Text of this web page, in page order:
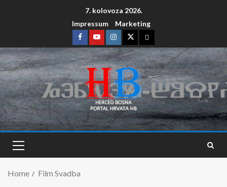
7. kolovoza 2026.
Impressum
Marketing
Home Film Svadba